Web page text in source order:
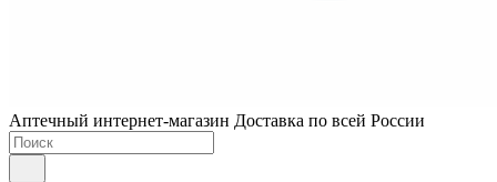
Аптечный интернет-магазин Доставка по всей России